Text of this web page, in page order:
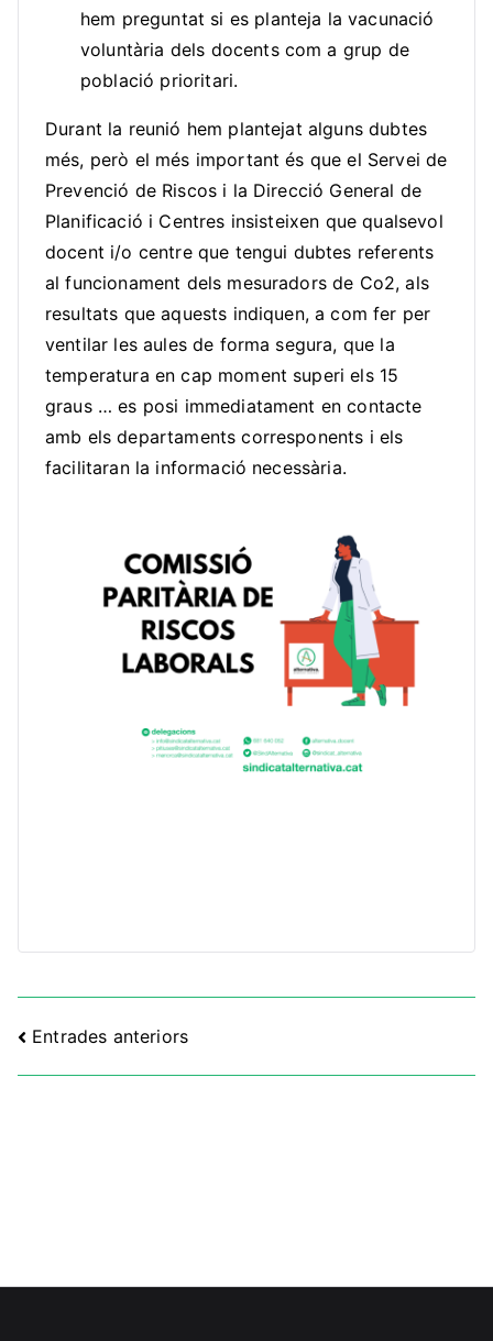
hem preguntat si es planteja la vacunació
voluntària dels docents com a grup de
població prioritari.
Durant la reunió hem plantejat alguns dubtes
més, però el més important és que el Servei de
Prevenció de Riscos i la Direcció General de
Planificació i Centres insisteixen que qualsevol
docent i/o centre que tengui dubtes referents
al funcionament dels mesuradors de Co2, als
resultats que aquests indiquen, a com fer per
ventilar les aules de forma segura, que la
temperatura en cap moment superi els 15
graus … es posi immediatament en contacte
amb els departaments corresponents i els
facilitaran la informació necessària.
Navegació
d'entrades
Entrades anteriors